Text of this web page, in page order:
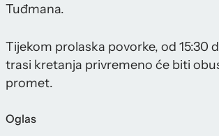
Tuđmana.
Tijekom prolaska povorke, od 15:30
trasi kretanja privremeno će biti
promet.
Oglas